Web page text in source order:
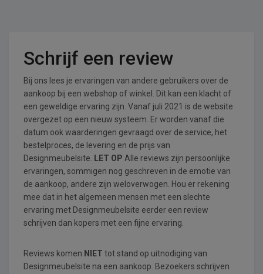
Schrijf een review
Bij ons lees je ervaringen van andere gebruikers over de
aankoop bij een webshop of winkel. Dit kan een klacht of
een geweldige ervaring zijn. Vanaf juli 2021 is de website
overgezet op een nieuw systeem. Er worden vanaf die
datum ook waarderingen gevraagd over de service, het
bestelproces, de levering en de prijs van
Designmeubelsite.
LET OP Alle reviews zijn persoonlijke
ervaringen, sommigen nog geschreven in de emotie van
de aankoop, andere zijn weloverwogen. Hou er rekening
mee dat in het algemeen mensen met een slechte
ervaring met Designmeubelsite eerder een review
schrijven dan kopers met een fijne ervaring.
Reviews komen NIET tot stand op uitnodiging van
Designmeubelsite na een aankoop. Bezoekers schrijven